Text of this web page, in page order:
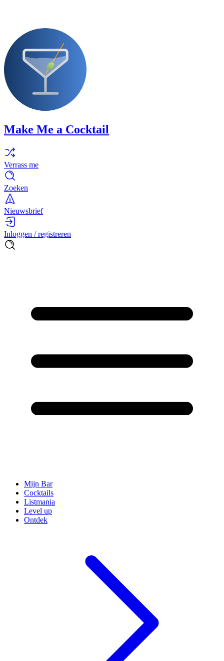
Make Me a Cocktail
Verrass me
Zoeken
Nieuwsbrief
Inloggen / registreren
Mijn Bar
Cocktails
Listmania
Level up
Ontdek